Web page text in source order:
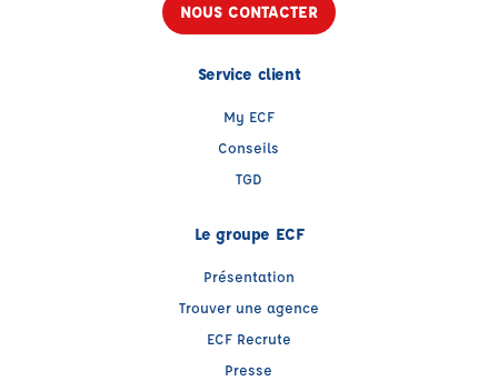
NOUS CONTACTER
Service client
My ECF
Conseils
TGD
Le groupe ECF
Présentation
Trouver une agence
ECF Recrute
Presse